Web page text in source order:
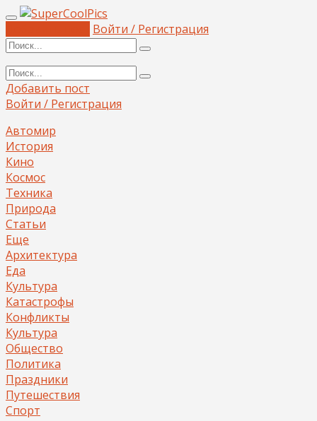
Войти / Регистрация
Добавить пост
Войти / Регистрация
Автомир
История
Кино
Космос
Техника
Природа
Статьи
Еще
Архитектура
Еда
Культура
Катастрофы
Конфликты
Культура
Общество
Политика
Праздники
Путешествия
Спорт